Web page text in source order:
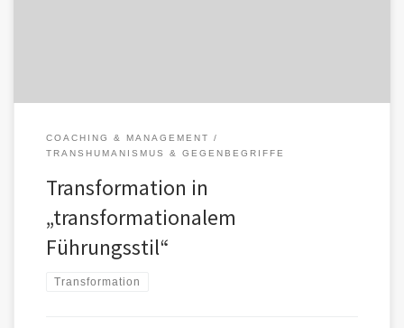
COACHING & MANAGEMENT
TRANSHUMANISMUS & GEGENBEGRIFFE
Transformation in
„transformationalem
Führungsstil“
Transformation